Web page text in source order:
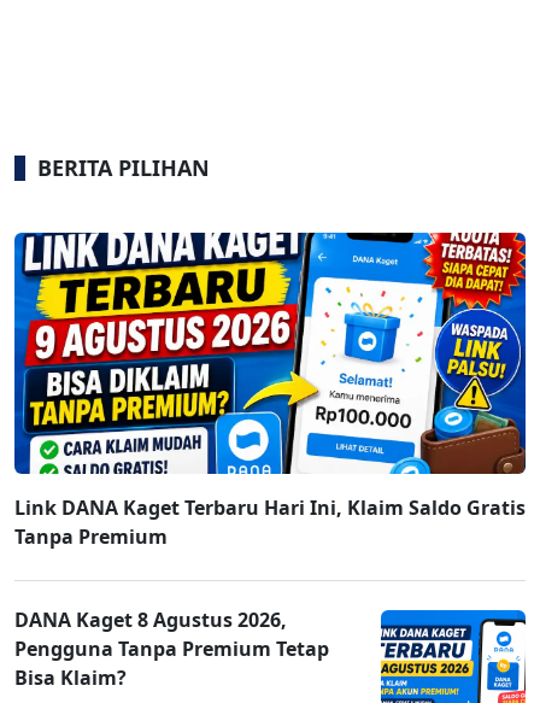
BERITA PILIHAN
Link DANA Kaget Terbaru Hari Ini, Klaim Saldo Gratis
Tanpa Premium
DANA Kaget 8 Agustus 2026,
Pengguna Tanpa Premium Tetap
Bisa Klaim?